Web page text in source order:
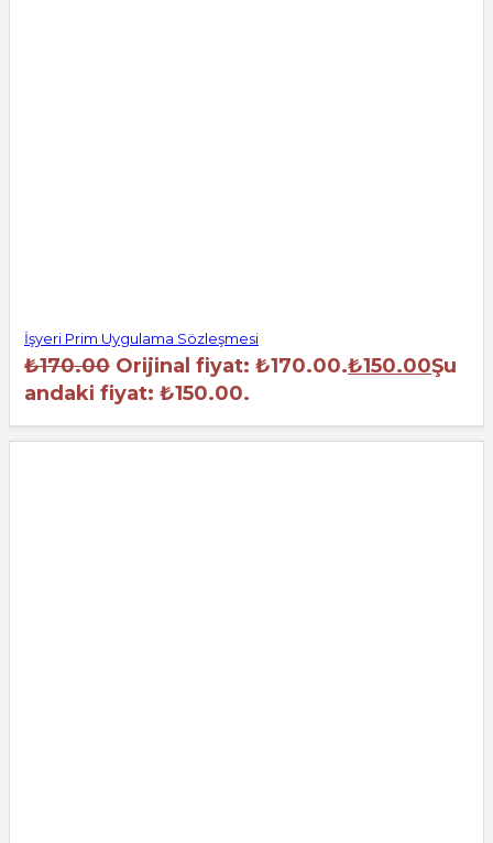
İşyeri Prim Uygulama Sözleşmesi
₺170.00 Orijinal fiyat: ₺170.00.₺150.00Şu
andaki fiyat: ₺150.00.